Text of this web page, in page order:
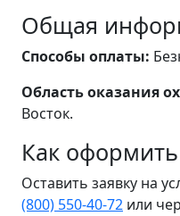
Общая
Способы оплаты:
Область оказания
Восток.
Как оформить
Оставить заявку на
(800) 550-40-72 или